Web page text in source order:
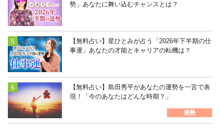
勢」あなたに舞い込むチャンスとは？
【無料占い】星ひとみが占う「2026年下半期の仕
事運」あなたの才能とキャリアの転機は？
【無料占い】島田秀平があなたの運勢を一言で表
現！「今のあなたはどんな時期？」
運勢